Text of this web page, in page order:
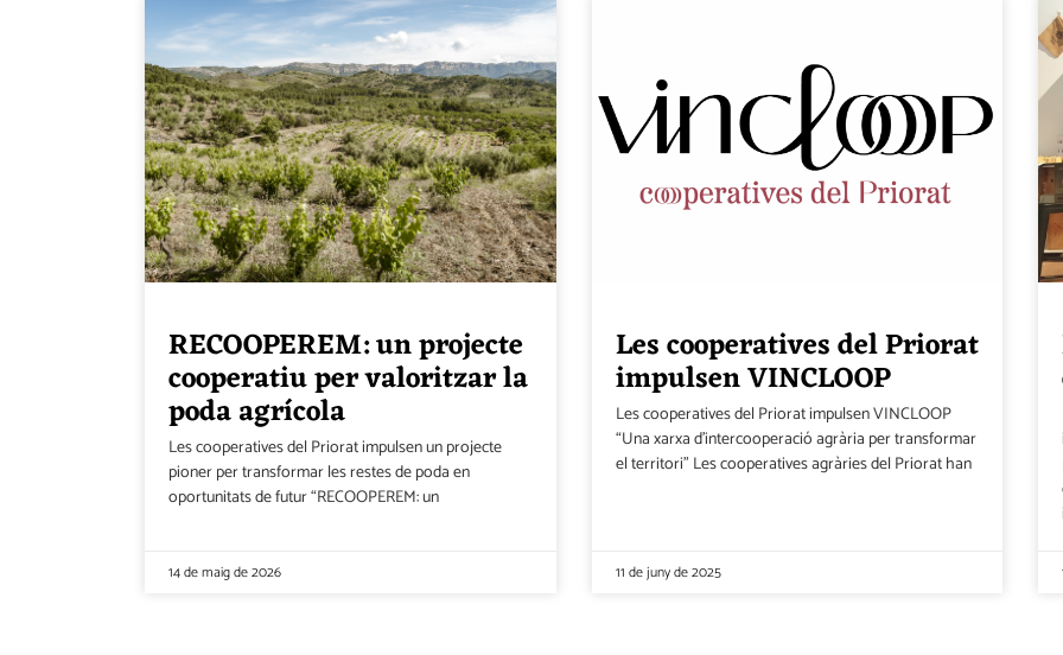
RECOOPEREM: un projecte
cooperatiu per valoritzar la
poda agrícola
Les cooperatives del Priorat impulsen un projecte
pioner per transformar les restes de poda en
oportunitats de futur “RECOOPEREM: un
14 de maig de 2026
Les cooperatives del Priorat
impulsen VINCLOOP
Les cooperatives del Priorat impulsen VINCLOOP
“Una xarxa d’intercooperació agrària per transformar
el territori” Les cooperatives agràries del Priorat han
11 de juny de 2025